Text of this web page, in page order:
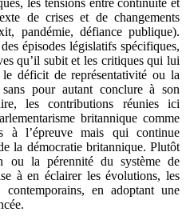
les tensions entre continuité et
de crises et de changements
pandémie, défiance publique).
épisodes législatifs spécifiques,
qu’il subit et les critiques qui lui
le déficit de représentativité ou la
pour autant conclure à son
les contributions réunies ici
britannique comme
à l’épreuve mais qui continue
la démocratie britannique. Plutôt
ou la pérennité du système de
à en éclairer les évolutions, les
en adoptant une